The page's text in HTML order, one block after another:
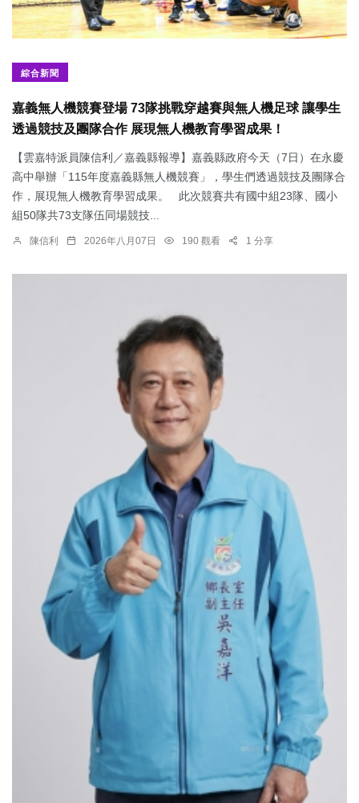
綜合新聞
嘉義無人機競賽登場 73隊挑戰穿越賽與無人機足球 讓學生
透過競技及團隊合作 展現無人機教育學習成果！
【雲嘉特派員陳信利／嘉義縣報導】嘉義縣政府今天（7日）在永慶
高中舉辦「115年度嘉義縣無人機競賽」，學生們透過競技及團隊合
作，展現無人機教育學習成果。 此次競賽共有國中組23隊、國小
組50隊共73支隊伍同場競技...
陳信利 2026年八月07日 190 觀看 1 分享